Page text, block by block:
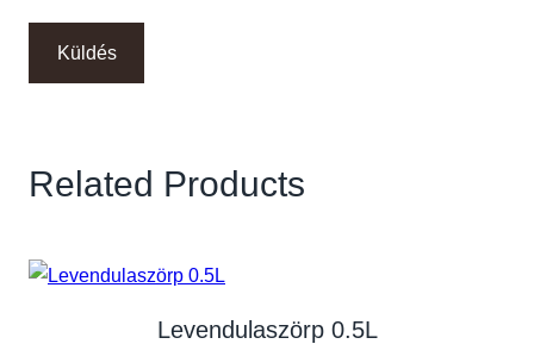
Related Products
Levendulaszörp 0.5L